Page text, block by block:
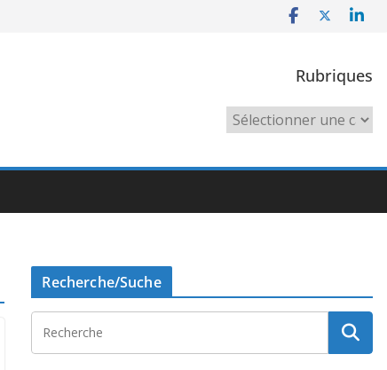
Rubriques
Rubriques
Recherche/Suche